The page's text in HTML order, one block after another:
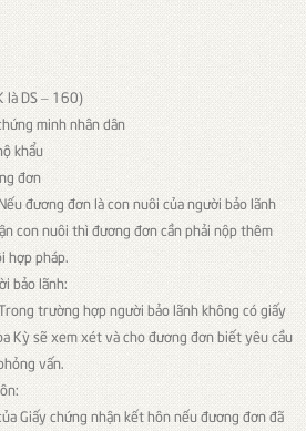
là DS – 160)
minh nhân dân
khẩu
đơn
đương đơn là con nuôi của người bảo lãnh
con nuôi thì đương đơn cần phải nộp thêm
hợp pháp.
bảo lãnh:
trường hợp người bảo lãnh không có giấy
Kỳ sẽ xem xét và cho đương đơn biết yêu cầu
vấn.
Giấy chứng nhận kết hôn nếu đương đơn đã